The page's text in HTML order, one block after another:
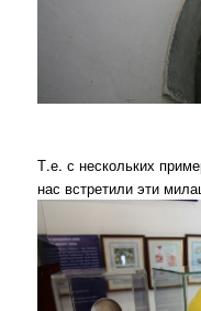
Т.е. с нескольких
нас встретили эти